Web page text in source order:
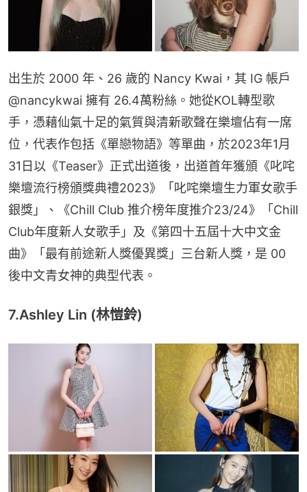
出生於 2000 年、26 歲的 Nancy Kwai，其 IG 帳戶
@nancykwai 擁有 26.4萬粉絲。她從KOL轉型歌
手，憑藉仙氣十足的氣質與清新歌聲在樂壇佔有一席
位，代表作包括《單戀物語》等單曲，於2023年1月
31日以《Teaser》正式出道後，出道首年獲頒《叱咤
樂壇流行榜頒獎典禮2023》「叱咤樂壇生力軍女歌手
銀獎」、《Chill Club 推介榜年度推介23/24》「Chill
Club年度新人女歌手」及《第四十五屆十大中文金
曲》「最有前途新人獎優異獎」三台新人獎，是 00
後中文青女神的典型代表。
7.Ashley Lin (林愷鈴)